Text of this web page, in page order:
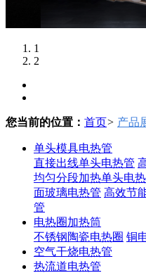
1
2
您当前的位置： 首页> 产品
单头模具电热管
直接出线单头电热管
均匀分段加热单头电
面玻璃电热管 高效节
管
电热圈加热筒
不锈钢陶瓷电热圈 铜
空气干烧电热管
热流道电热管